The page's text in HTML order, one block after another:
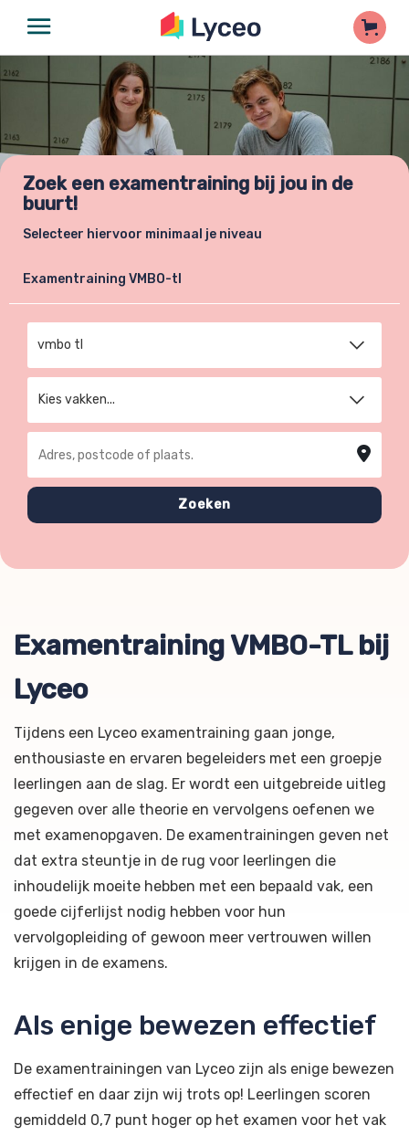
Zoek een examentraining bij jou in de
buurt!
Selecteer hiervoor minimaal je niveau
Examentraining VMBO-tl
Kies vakken...
Zoeken
Examentraining VMBO-TL bij
Lyceo
Tijdens een Lyceo examentraining gaan jonge,
enthousiaste en ervaren begeleiders met een groepje
leerlingen aan de slag. Er wordt een uitgebreide uitleg
gegeven over alle theorie en vervolgens oefenen we
met examenopgaven. De examentrainingen geven net
dat extra steuntje in de rug voor leerlingen die
inhoudelijk moeite hebben met een bepaald vak, een
goede cijferlijst nodig hebben voor hun
vervolgopleiding of gewoon meer vertrouwen willen
krijgen in de examens.
Als enige bewezen effectief
De examentrainingen van Lyceo zijn als enige bewezen
effectief en daar zijn wij trots op! Leerlingen scoren
gemiddeld 0,7 punt hoger op het examen voor het vak